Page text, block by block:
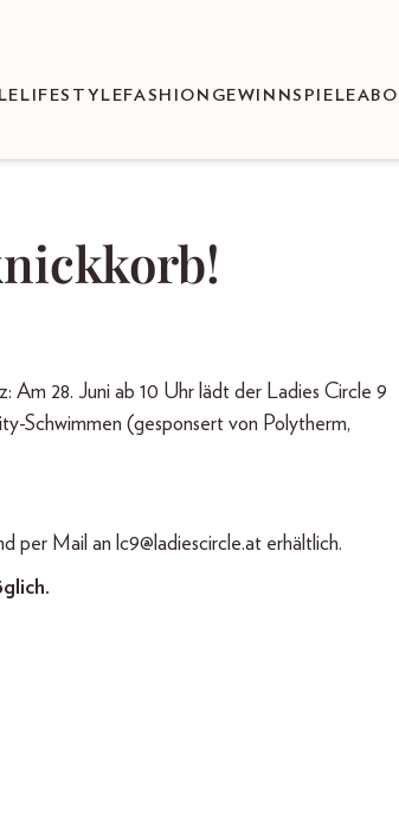
LIFESTYLEFASHION GEWINNSPIELEABO
Am 28. Juni ab 10 Uhr lädt der Ladies Circle 9
Schwimmen (gesponsert von Polytherm,
per Mail an lc9@ladiescircle.at erhältlich.